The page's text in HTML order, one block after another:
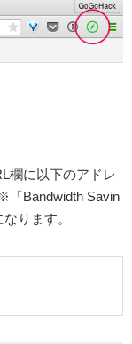
欄に以下のアドレ
「Bandwidth Savin
ります。